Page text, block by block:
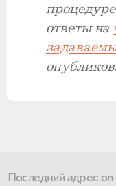
ответы на
Последний адрес